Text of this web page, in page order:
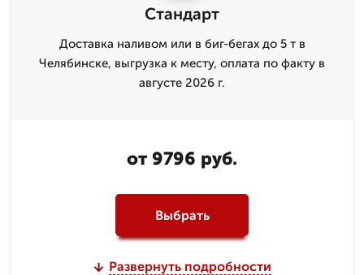
Стандарт
Доставка наливом или в биг-бегах до 5 т в
Челябинске, выгрузка к месту, оплата по факту в
августе 2026 г.
от 9796 руб.
Выбрать
Развернуть подробности